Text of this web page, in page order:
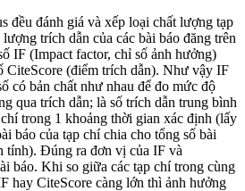
đều đánh giá và xếp loại chất lượng tạp
trích dẫn của các bài báo đăng trên
IF (Impact factor, chỉ số ảnh hưởng)
CiteScore (điểm trích dẫn). Như vậy IF
có bản chất như nhau để đo mức độ
qua trích dẫn; là số trích dẫn trung bình
trong 1 khoảng thời gian xác định (lấy
báo của tạp chí chia cho tổng số bài
tính). Đúng ra đơn vị của IF và
báo. Khi so giữa các tạp chí trong cùng
hay CiteScore càng lớn thì ảnh hưởng